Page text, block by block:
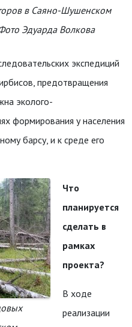
в Саяно-Шушенском
Эдуарда Волкова
экспедиций
предотвращения
эколого-
формирования у населения
барсу, и к среде его
Что
планируется
сделать в
рамках
проекта?
В ходе
реализации